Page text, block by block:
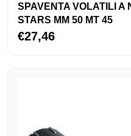
SPAVENTA VOLATILI A
STARS MM 50 MT 45
€27,46